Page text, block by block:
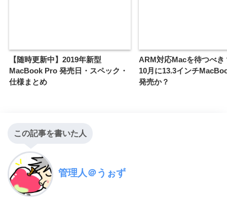
【随時更新中】2019年新型
MacBook Pro 発売日・スペック・
仕様まとめ
ARM対応Macを待つべき
10月に13.3インチ
発売か？
この記事を書いた人
管理人＠うぉず